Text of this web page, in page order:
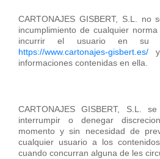
CARTONAJES GISBERT, S.L. no
incumplimiento de cualquier
incurrir el usuario en su
https://www.cartonajes-gisbert.es/
informaciones contenidas en ella.
CARTONAJES GISBERT, S.L.
interrumpir o denegar
momento y sin necesidad de
cualquier usuario a los
cuando concurran alguna de les